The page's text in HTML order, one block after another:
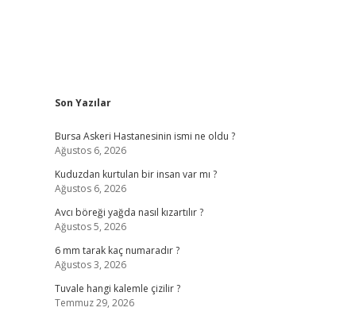
Sidebar
Son Yazılar
Bursa Askeri Hastanesinin ismi ne oldu ?
Ağustos 6, 2026
Kuduzdan kurtulan bir insan var mı ?
Ağustos 6, 2026
Avcı böreği yağda nasıl kızartılır ?
Ağustos 5, 2026
6 mm tarak kaç numaradır ?
Ağustos 3, 2026
Tuvale hangi kalemle çizilir ?
Temmuz 29, 2026